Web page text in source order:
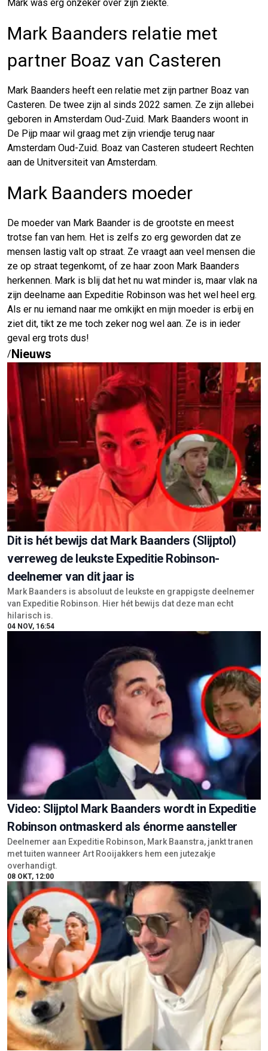
Mark was erg onzeker over zijn ziekte.
Mark Baanders relatie met
partner Boaz van Casteren
Mark Baanders heeft een relatie met zijn partner Boaz van
Casteren. De twee zijn al sinds 2022 samen. Ze zijn allebei
geboren in Amsterdam Oud-Zuid. Mark Baanders woont in
De Pijp maar wil graag met zijn vriendje terug naar
Amsterdam Oud-Zuid. Boaz van Casteren studeert Rechten
aan de Unitversiteit van Amsterdam.
Mark Baanders moeder
De moeder van Mark Baander is de grootste en meest
trotse fan van hem. Het is zelfs zo erg geworden dat ze
mensen lastig valt op straat. Ze vraagt aan veel mensen die
ze op straat tegenkomt, of ze haar zoon Mark Baanders
herkennen. Mark is blij dat het nu wat minder is, maar vlak na
zijn deelname aan Expeditie Robinson was het wel heel erg.
Als er nu iemand naar me omkijkt en mijn moeder is erbij en
ziet dit, tikt ze me toch zeker nog wel aan. Ze is in ieder
geval erg trots dus!
/Nieuws
Dit is hét bewijs dat Mark Baanders (Slijptol)
verreweg de leukste Expeditie Robinson-
deelnemer van dit jaar is
Mark Baanders is absoluut de leukste en grappigste deelnemer
van Expeditie Robinson. Hier hét bewijs dat deze man echt
hilarisch is.
04 NOV, 16:54
Video: Slijptol Mark Baanders wordt in Expeditie
Robinson ontmaskerd als énorme aansteller
Deelnemer aan Expeditie Robinson, Mark Baanstra, jankt tranen
met tuiten wanneer Art Rooijakkers hem een jutezakje
overhandigt.
08 OKT, 12:00